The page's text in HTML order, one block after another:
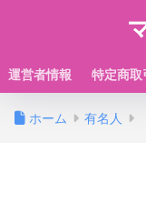
運営者情報 特定商取
ホーム 有名人